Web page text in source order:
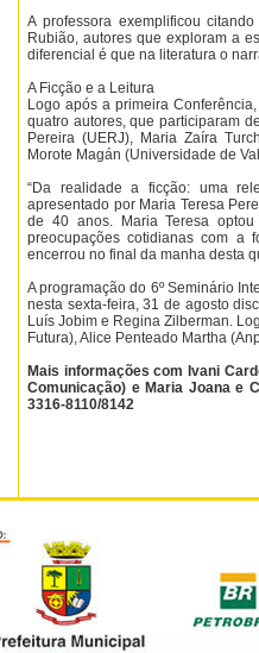
A professora exemplificou
Rubião, autores que exploram a
diferencial é que na literatura o
A Ficção e a Leitura
Logo após a primeira
quatro autores, que participaram
Pereira (UERJ), Maria Zaíra
Morote Magán (Universidade de
“Da realidade a ficção: uma
apresentado por Maria Teresa
de 40 anos. Maria Teresa
preocupações cotidianas com a
encerrou no final da manha desta
A programação do 6º Seminário
nesta sexta-feira, 31 de agosto
Luís Jobim e Regina Zilberman.
Futura), Alice Penteado Martha
Mais informações com Ivani
Comunicação) e Maria Joana e
3316-8110/8142